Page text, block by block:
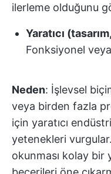
ilerleme olduğunu
Yaratıcı
Fonksiyonel
Neden: İşlevsel
veya birden fazla
için yaratıcı
yetenekleri
okunması kolay bir